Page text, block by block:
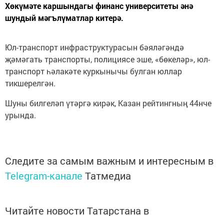
Хөкүмәте каршындагы финанс университеты әнә
шундый мәгълүматлар китерә.
Юл-транспорт инфраструктурасын бәяләгәндә
җәмәгать транспорты, полициясе эше, «бөкеләр», юл-
транспорт һәлакәте куркынычы булган юллар
тикшерелгән.
Шуны билгеләп үтәргә кирәк, Казан рейтингның 44нче
урында.
Следите за самым важным и интересным в
Telegram-канале Татмедиа
Читайте новости Татарстана в